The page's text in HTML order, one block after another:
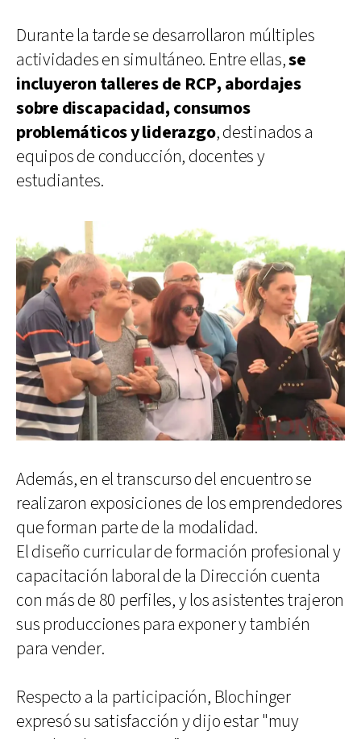
Durante la tarde se desarrollaron múltiples
actividades en simultáneo. Entre ellas,se
incluyeron talleres de RCP, abordajes
sobre discapacidad, consumos
problemáticos y liderazgo, destinados a
equipos de conducción, docentes y
estudiantes.
Además, en el transcurso del encuentro se
realizaron exposiciones de los emprendedores
que forman parte de la modalidad.
El diseño curricular de formación profesional y
capacitación laboral de la Dirección cuenta
con más de 80 perfiles, y los asistentes trajeron
sus producciones para exponer y también
para vender.
Respecto a la participación, Blochinger
expresó su satisfacción y dijo estar "muy